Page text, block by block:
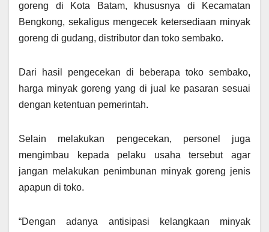
goreng di Kota Batam, khususnya di Kecamatan
Bengkong, sekaligus mengecek ketersediaan minyak
goreng di gudang, distributor dan toko sembako.
Dari hasil pengecekan di beberapa toko sembako,
harga minyak goreng yang di jual ke pasaran sesuai
dengan ketentuan pemerintah.
Selain melakukan pengecekan, personel juga
mengimbau kepada pelaku usaha tersebut agar
jangan melakukan penimbunan minyak goreng jenis
apapun di toko.
“Dengan adanya antisipasi kelangkaan minyak